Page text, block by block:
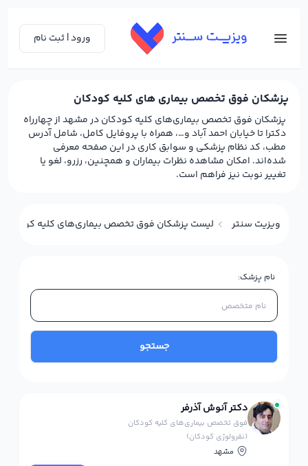
ورود | ثبت نام
پزشکان فوق تخصص بیماری های کلیه کودکان
پزشکان فوق تخصص بیماری‌های کلیه کودکان در مشهد از چهارراه
دکترا تا خیابان احمد آباد و…، همراه با پروفایل کامل، شامل آدرس
مطب، کد نظام پزشکی و سوابق کاری در این صفحه معرفی
شده‌اند. امکان مشاهده نظرات بیماران و همچنین، رزرو، لغو یا
تغییر نوبت نیز فراهم است.
ویزیت سنتر لیست پزشکان فوق تخصص بیماری‌های کلیه کودکان
نام پزشک:
جستجو
دکتر آنوش آذرفر
فوق تخصص بیماری‌های کلیه کودکان
(نفرولوژی کودکان)
مشهد